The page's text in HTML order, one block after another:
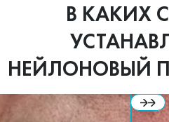
В КАКИХ
НЕЙЛОНОВЫЙ